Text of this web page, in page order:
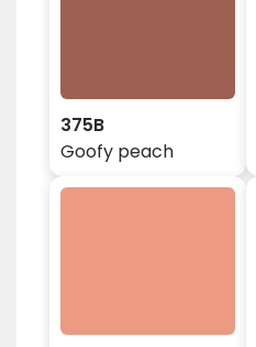
375B
Goofy peach